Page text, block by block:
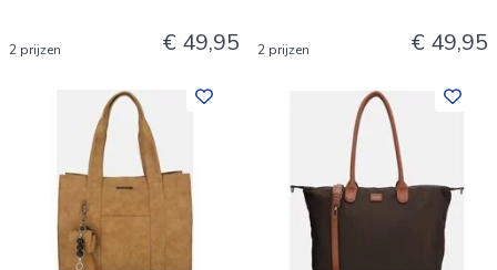
2 prijzen € 49,95 2 prijzen € 49,95